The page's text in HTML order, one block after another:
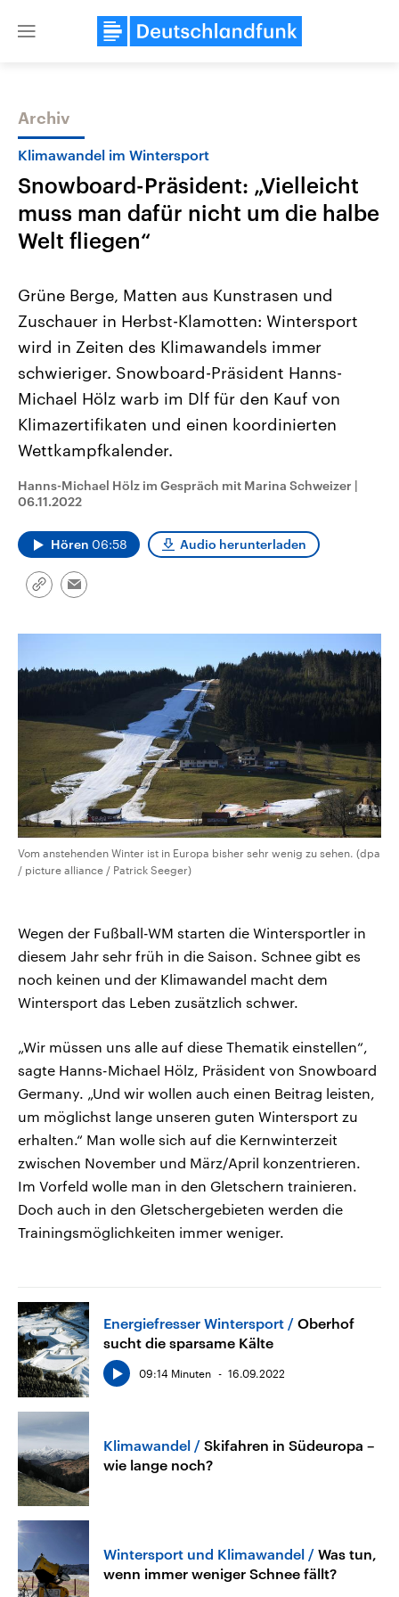
Close
Themen
Aktuelle Beiträge, Analysen und
Hintergründe
Wirtschaftlich und militärisch
gehören die Vereinigten Staaten zu
den mächtigsten Ländern der Erde,
mit großem Einfluss auf das
Aktuelle Lage und
Der Überfall der
Terrororganisation Hamas
Oktober 2023 auf Israel
Region wieder die Gewalt
Israel möchte die Hamas
Libanon vom Iran
Sendungen Programm
Audio-Archiv
Archiv
Klimawandel im Wintersport
Snowboard-Präsident: „Vielleicht
muss man dafür nicht um die halbe
Welt fliegen“
Grüne Berge, Matten aus Kunstrasen und
Zuschauer in Herbst-Klamotten: Wintersport
wird in Zeiten des Klimawandels immer
schwieriger. Snowboard-Präsident Hanns-
Michael Hölz warb im Dlf für den Kauf von
Klimazertifikaten und einen koordinierten
Wettkampfkalender.
Hanns-Michael Hölz im Gespräch mit Marina Schweizer |
06.11.2022
Hören 06:58 Audio herunterladen
Link
Email
Vom anstehenden Winter ist in Europa bisher sehr wenig zu sehen. (dpa
/ picture alliance / Patrick Seeger)
Wegen der Fußball-WM starten die Wintersportler in
diesem Jahr sehr früh in die Saison. Schnee gibt es
noch keinen und der Klimawandel macht dem
Wintersport das Leben zusätzlich schwer.
„Wir müssen uns alle auf diese Thematik einstellen“,
sagte Hanns-Michael Hölz, Präsident von Snowboard
Germany. „Und wir wollen auch einen Beitrag leisten,
um möglichst lange unseren guten Wintersport zu
erhalten.“ Man wolle sich auf die Kernwinterzeit
zwischen November und März/April konzentrieren.
Im Vorfeld wolle man in den Gletschern trainieren.
Doch auch in den Gletschergebieten werden die
Trainingsmöglichkeiten immer weniger.
Energiefresser Wintersport
Oberhof
sucht die sparsame Kälte
09:14 Minuten 16.09.2022
Klimawandel
Skifahren in Südeuropa –
wie lange noch?
Wintersport und Klimawandel
Was tun,
wenn immer weniger Schnee fällt?